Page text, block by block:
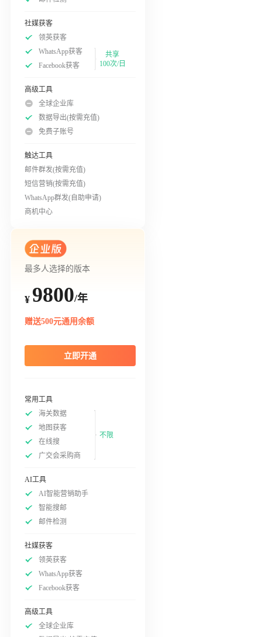
社媒获客
领英获客
WhatsApp获客
Facebook获客
共享
100次/日
高级工具
全球企业库
数据导出(按需充值)
免费子账号
触达工具
邮件群发(按需充值)
短信营销(按需充值)
WhatsApp群发(自助申请)
商机中心
最多人选择的版本
¥ 9800/年
赠送500元通用余额
立即开通
常用工具
海关数据
地图获客
在线搜
广交会采购商
不限
AI工具
AI智能营销助手
智能搜邮
邮件检测
社媒获客
领英获客
WhatsApp获客
Facebook获客
高级工具
全球企业库